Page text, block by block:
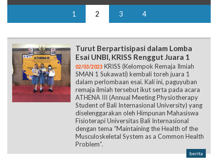
1 2 3 4
Turut Berpartisipasi dalam Lomba
Esai UNBI, KRISS Renggut Juara 1
02/03/2023 KRISS (Kelompok Remaja Ilmiah
SMAN 1 Sukawati) kembali toreh juara 1
dalam perlombaan esai. Kali ini, paguyuban
remaja ilmiah tersebut ikut serta pada acara
ATHENA III (Annual Meeting Physiotherapy
Student of Bali Internasional University) yang
diselenggarakan oleh Himpunan Mahasiswa
Fisioterapi Universitas Bali Internasional
dengan tema “Maintaining the Health of the
Musculoskeletal System as a Common Health
Problem”.
berita